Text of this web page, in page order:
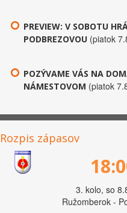
PREVIEW: V SOBOTU
PODBREZOVOU (piatok
POZÝVAME VÁS NA
NÁMESTOVOM (piatok
Rozpis zápasov
3. kolo, so
Ružomberok -